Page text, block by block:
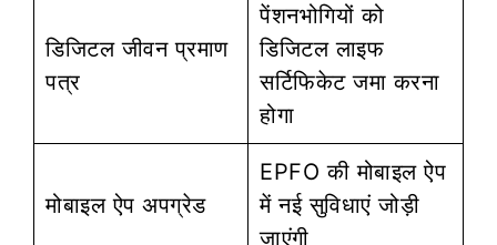
डिजिटल जीवन प्रमाण
पत्र
पेंशनभोगियों को
डिजिटल लाइफ
सर्टिफिकेट जमा करना
होगा
मोबाइल ऐप अपग्रेड
EPFO की मोबाइल ऐप
में नई सुविधाएं जोड़ी
जाएंगी